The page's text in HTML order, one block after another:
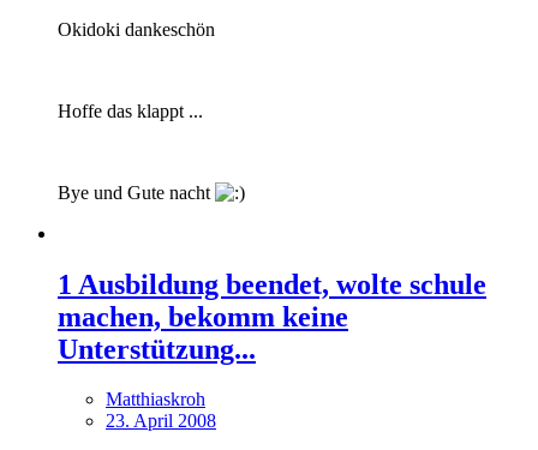
Okidoki dankeschön
Hoffe das klappt ...
Bye und Gute nacht
1 Ausbildung beendet, wolte schule
machen, bekomm keine
Unterstützung...
Matthiaskroh
23. April 2008